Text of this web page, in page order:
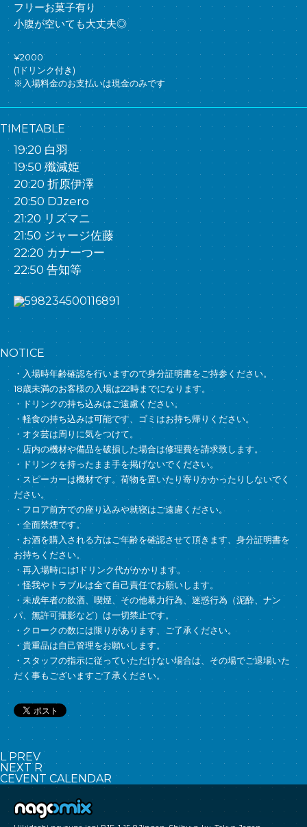
フリーお菓子有り
小腹が空いても大丈夫◎
¥2000
(1ドリンク付き)
※入場料金のお支払いは現金のみです
TIMETABLE
19:20 白羽
19:50 殲滅姫
20:20 折原伊澤
20:50 DJzero
21:20 リズマニ
21:50 ジャージ佐藤
22:20 カナーつー
22:50 告知等
NOTICE
・入場時年齢確認を行いますので身分証明書をご持参ください。
18歳未満のお客様の入場は22時までになります。
・ドリンクの持ち込みはご遠慮ください。
・軽食の持ち込みは可能です、ゴミはお持ち帰りください。
・オタ芸は周りに気をつけて。
・店内の機材や備品を破損した場合は修理費を請求致します。
・ドリンクを持ったまま手を掲げないでください。
・スピーカーは機材です。荷物を置いたり寄りかかったりしないでく
ださい。
・フロア前方での座り込みや就寝はご遠慮ください。
・全面禁煙です。
・お酒を購入される方はご年齢を確認させて頂きます、身分証明書を
お持ちください。
・再入場時には1ドリンク代がかかります。
・怪我やトラブルは全て自己責任でお願いします。
・未成年者の飲酒、喫煙、その他暴力行為、迷惑行為（泥酔、ナン
パ、無許可撮影など）は一切禁止です。
・クロークの数には限りがあります、ご了承ください。
・貴重品は自己管理をお願いします。
・スタッフの指示に従っていただけない場合は、その場でご退場いた
だく事もございますご了承ください。
LPREV
NEXTR
CEVENT CALENDAR
nagomix